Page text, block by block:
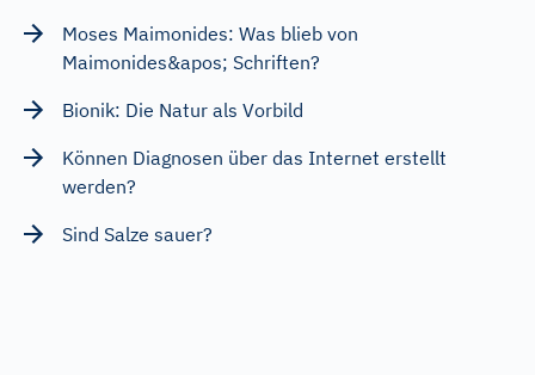
Moses Maimonides: Was blieb von
Maimonides&apos; Schriften?
Bionik: Die Natur als Vorbild
Können Diagnosen über das Internet erstellt
werden?
Sind Salze sauer?